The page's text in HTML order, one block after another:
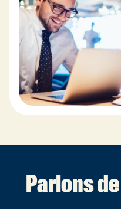
Parlons